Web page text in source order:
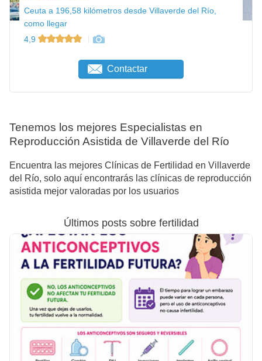
Ceuta a 196,58 kilómetros desde Villaverde del Río,
como llegar
4,9
Contactar
Tenemos los mejores Especialistas en
Reproducción Asistida de Villaverde del Río
Encuentra las mejores Clínicas de Fertilidad en Villaverde
del Río, solo aquí encontrarás las clínicas de reproducción
asistida mejor valoradas por los usuarios
Últimos posts sobre fertilidad